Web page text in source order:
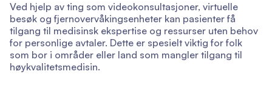
Ved hjelp av ting som videokonsultasjoner, virtuelle
besøk og fjernovervåkingsenheter kan pasienter få
tilgang til medisinsk ekspertise og ressurser uten behov
for personlige avtaler. Dette er spesielt viktig for folk
som bor i områder eller land som mangler tilgang til
høykvalitetsmedisin.